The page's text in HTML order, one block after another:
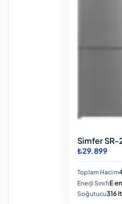
Simfer SR-
₺29.899
Toplam Hacim
Enerji SınıfıE
Soğutucu316 lt